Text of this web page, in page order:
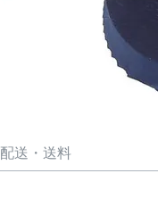
配送・送料